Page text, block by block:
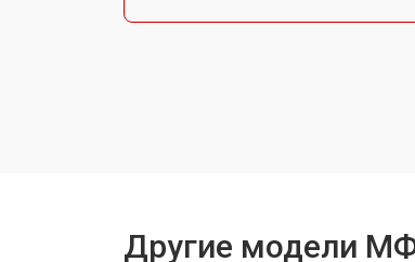
Другие модели